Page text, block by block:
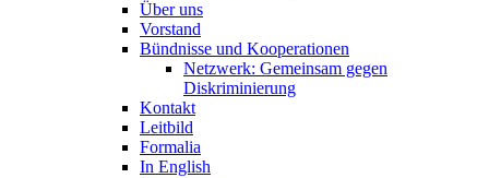
Über uns
Vorstand
Bündnisse und Kooperationen
Netzwerk: Gemeinsam gegen
Diskriminierung
Kontakt
Leitbild
Formalia
In English